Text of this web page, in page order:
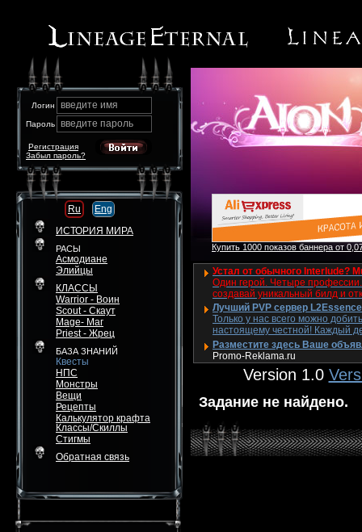
Логин введите имя
Пароль введите пароль
Забыл пароль?
Регистрация
Ru
Eng
ИСТОРИЯ МИРА
РАСЫ
Асмодиане
Элийцы
КЛАССЫ
Warrior - Воин
Scout - Скаут
Mage- Маг
Priest - Жрец
БАЗА ЗНАНИЙ
Квесты
НПС
Монстры
Вещи
Рецепты
Калькулятор крафта
Классы/Скиллы
Стигмы
Обратная связь
Купить 1000 показов баннера от
Устал от обычного Interlude?
Один герой. Четыре
создавай уникальный билд и
Лучший PVP сервер
Только у нас всего можно
настоящему честной! Каждый
Разместите здесь Ваше
Promo-Reklama.ru
Version 1.0
Задание не найдено.